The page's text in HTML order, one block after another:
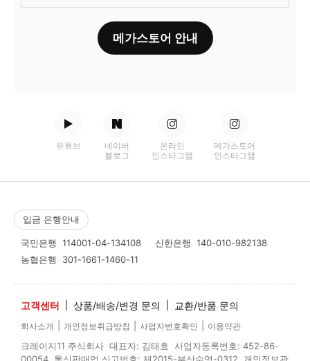
메가스토어 안내
유튜브
네이버
블로그
온라인
인스타그램
메가스토어
인스타그램
입금 은행안내
국민은행 114001-04-134108 신한은행 140-010-982138
농협은행 301-1661-1460-11
고객센터 상품/배송/변경 문의 교환/반품 문의
회사소개 개인정보취급방침 사업자번호확인 이용약관
크레이지11 주식회사 대표자: 김태효 사업자등록번호: 452-86-